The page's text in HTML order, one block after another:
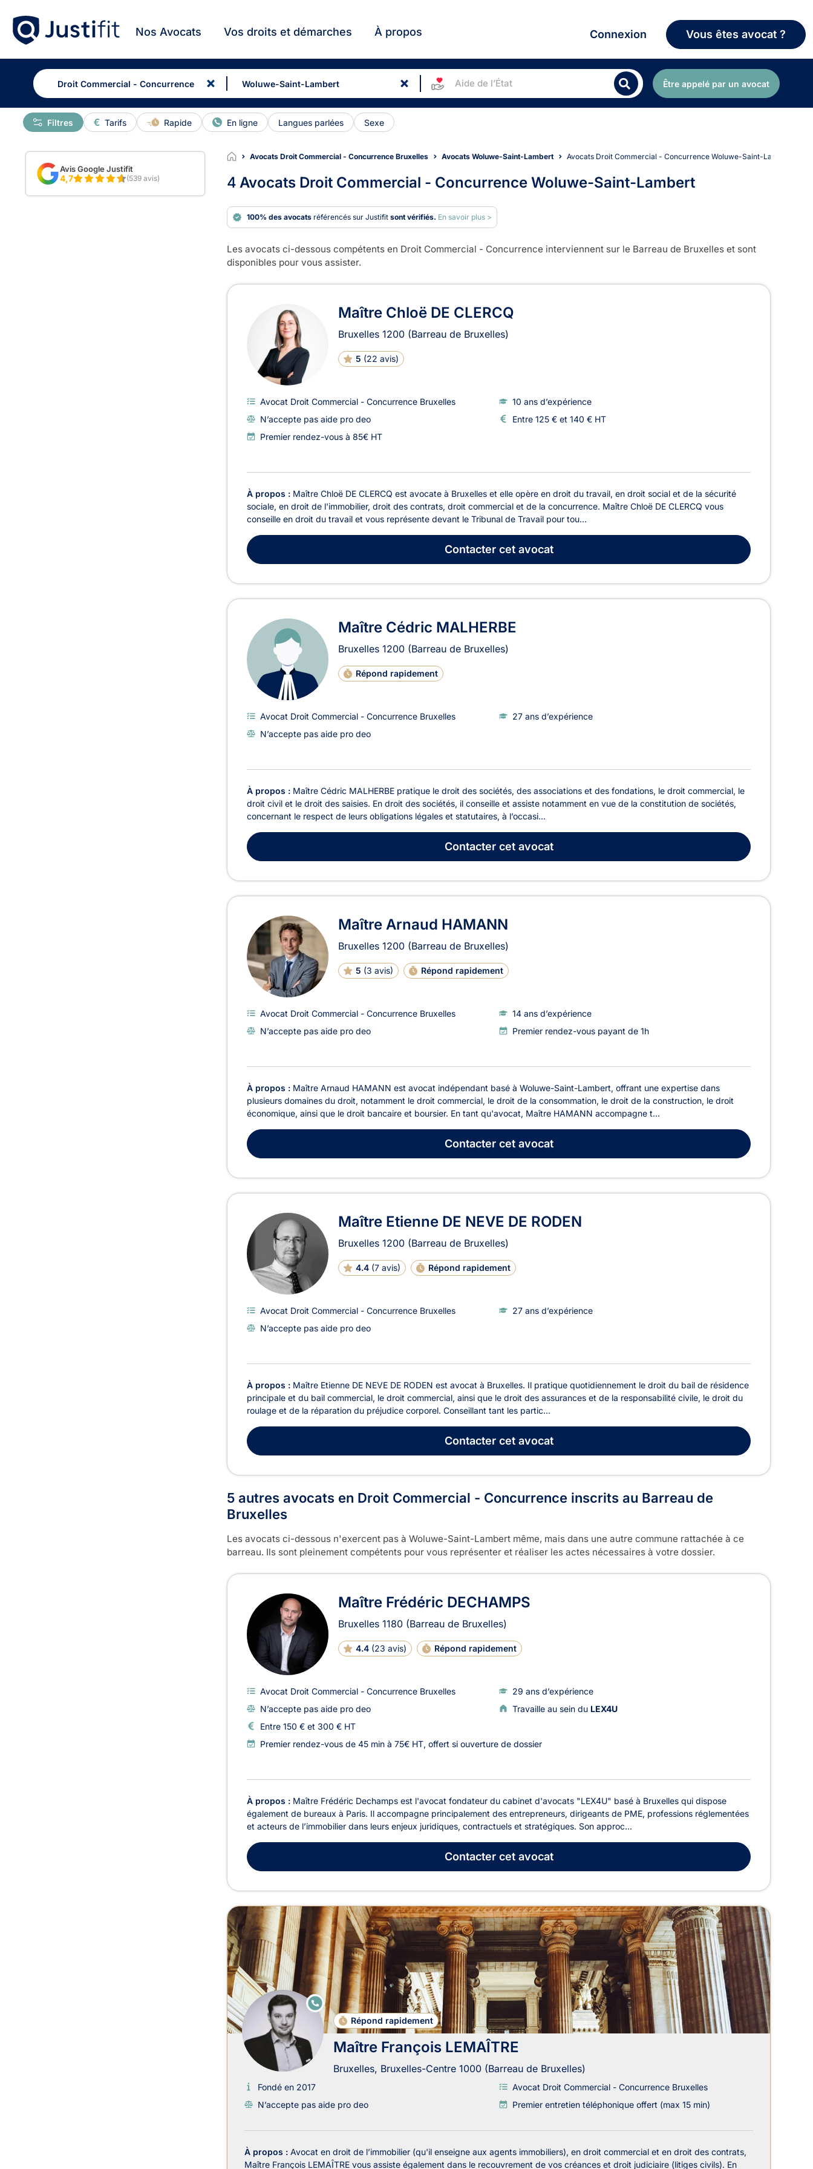
Nos Avocats Vos droits et démarches À propos Connexion Vous êtes avocat ?
Aide de l’État Être appelé par un avocat
Tarifs Rapide En ligne Langues parlées Sexe
Filtres
Avocats Droit Commercial - Concurrence Bruxelles Avocats Woluwe-Saint-Lambert Avocats Droit Commercial - Concurrence Woluwe-Saint-Lambert
4 Avocats Droit Commercial - Concurrence Woluwe-Saint-Lambert
100% des avocats référencés sur Justifit sont vérifiés. En savoir plus >
Les avocats ci-dessous compétents en Droit Commercial - Concurrence interviennent sur le Barreau de Bruxelles et sont
disponibles pour vous assister.
Avocats en Droit Commercial - Concurrence à Woluwe-Saint-
Maître Chloë DE CLERCQ
Bruxelles 1200 (Barreau de Bruxelles)
5 (22 avis)
Avocat Droit Commercial - Concurrence Bruxelles
10 ans d’expérience
N’accepte pas aide pro deo
Entre 125 € et 140 € HT
Premier rendez-vous à 85€ HT
À propos : Maître Chloë DE CLERCQ est avocate à Bruxelles et elle opère en droit du travail, en droit social et de la sécurité
sociale, en droit de l'immobilier, droit des contrats, droit commercial et de la concurrence. Maître Chloë DE CLERCQ vous
conseille en droit du travail et vous représente devant le Tribunal de Travail pour tou...
Contactercet avocat
Maître Cédric MALHERBE
Bruxelles 1200 (Barreau de Bruxelles)
Répond rapidement
Avocat Droit Commercial - Concurrence Bruxelles
27 ans d’expérience
N’accepte pas aide pro deo
À propos : Maître Cédric MALHERBE pratique le droit des sociétés, des associations et des fondations, le droit commercial, le
droit civil et le droit des saisies. En droit des sociétés, il conseille et assiste notamment en vue de la constitution de sociétés,
concernant le respect de leurs obligations légales et statutaires, à l’occasi...
Contactercet avocat
Maître Arnaud HAMANN
Bruxelles 1200 (Barreau de Bruxelles)
5 (3 avis) Répond rapidement
Avocat Droit Commercial - Concurrence Bruxelles
14 ans d’expérience
N’accepte pas aide pro deo
Premier rendez-vous payant de 1h
À propos : Maître Arnaud HAMANN est avocat indépendant basé à Woluwe-Saint-Lambert, offrant une expertise dans
plusieurs domaines du droit, notamment le droit commercial, le droit de la consommation, le droit de la construction, le droit
économique, ainsi que le droit bancaire et boursier. En tant qu'avocat, Maître HAMANN accompagne t...
Contactercet avocat
Maître Etienne DE NEVE DE RODEN
Bruxelles 1200 (Barreau de Bruxelles)
4.4 (7 avis) Répond rapidement
Avocat Droit Commercial - Concurrence Bruxelles
27 ans d’expérience
N’accepte pas aide pro deo
À propos : Maître Etienne DE NEVE DE RODEN est avocat à Bruxelles. Il pratique quotidiennement le droit du bail de résidence
principale et du bail commercial, le droit commercial, ainsi que le droit des assurances et de la responsabilité civile, le droit du
roulage et de la réparation du préjudice corporel. Conseillant tant les partic...
Contactercet avocat
5 autres avocats en Droit Commercial - Concurrence inscrits au Barreau de
Bruxelles
Les avocats ci-dessous n'exercent pas à Woluwe-Saint-Lambert même, mais dans une autre commune rattachée à ce
barreau. Ils sont pleinement compétents pour vous représenter et réaliser les actes nécessaires à votre dossier.
Maître Frédéric DECHAMPS
Bruxelles 1180 (Barreau de Bruxelles)
4.4 (23 avis) Répond rapidement
Avocat Droit Commercial - Concurrence Bruxelles
29 ans d’expérience
N’accepte pas aide pro deo
Travaille au sein du LEX4U
Entre 150 € et 300 € HT
Premier rendez-vous de 45 min à 75€ HT, offert si ouverture de dossier
À propos : Maître Frédéric Dechamps est l'avocat fondateur du cabinet d'avocats "LEX4U" basé à Bruxelles qui dispose
également de bureaux à Paris. Il accompagne principalement des entrepreneurs, dirigeants de PME, professions réglementées
et acteurs de l’immobilier dans leurs enjeux juridiques, contractuels et stratégiques. Son approc...
Contactercet avocat
Répond rapidement
E
N
Maître François LEMAÎTRE
Bruxelles, Bruxelles-Centre 1000 (Barreau de Bruxelles)
Fondé en 2017
Avocat Droit Commercial - Concurrence Bruxelles
N’accepte pas aide pro deo
Premier entretien téléphonique offert (max 15 min)
À propos : Avocat en droit de l’immobilier (qu'il enseigne aux agents immobiliers), en droit commercial et en droit des contrats,
Maître François LEMAÎTRE vous assiste également dans le recouvrement de vos créances et droit judiciaire (litiges civils). En
Avis Google Justifit
4,7 (539 avis)